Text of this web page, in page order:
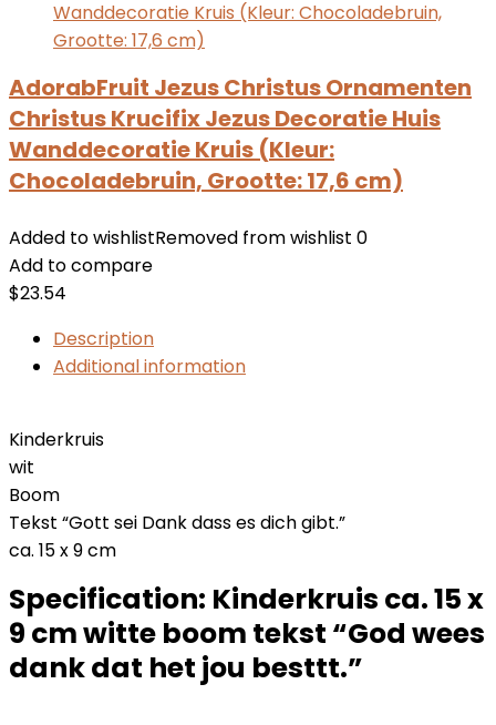
AdorabFruit Jezus Christus Ornamenten
Christus Krucifix Jezus Decoratie Huis
Wanddecoratie Kruis (Kleur:
Chocoladebruin, Grootte: 17,6 cm)
Added to wishlistRemoved from wishlist 0
Add to compare
$23.54
Description
Additional information
Kinderkruis
wit
Boom
Tekst “Gott sei Dank dass es dich gibt.”
ca. 15 x 9 cm
Specification: Kinderkruis ca. 15 x
9 cm witte boom tekst “God wees
dank dat het jou besttt.”